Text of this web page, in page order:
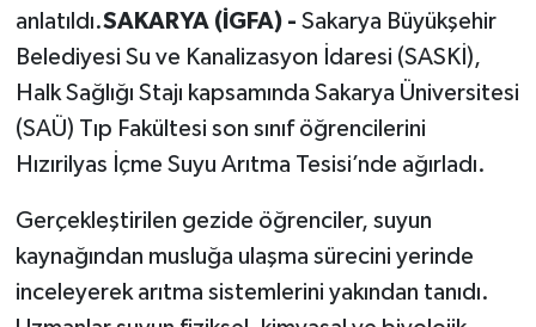
anlatıldı.SAKARYA (İGFA) - Sakarya Büyükşehir
Belediyesi Su ve Kanalizasyon İdaresi (SASKİ),
Halk Sağlığı Stajı kapsamında Sakarya Üniversitesi
(SAÜ) Tıp Fakültesi son sınıf öğrencilerini
Hızırilyas İçme Suyu Arıtma Tesisi’nde ağırladı.
Gerçekleştirilen gezide öğrenciler, suyun
kaynağından musluğa ulaşma sürecini yerinde
inceleyerek arıtma sistemlerini yakından tanıdı.